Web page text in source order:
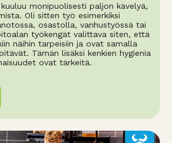
monipuolisesti paljon kävelyä,
Oli sitten työ esimerkiksi
osastolla, vanhustyössä tai
työkengät valittava siten, että
näihin tarpeisiin ja ovat samalla
Tämän lisäksi kenkien hygienia
ovat tärkeitä.